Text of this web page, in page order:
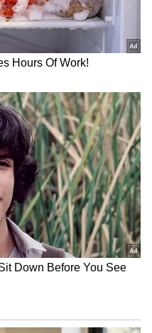
கணித்த சாய்
திசையில்
பவர்புல் கட் ஷாட்